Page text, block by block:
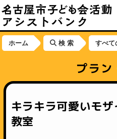
ホーム 検 索 すべて
プラン
キラキラ可愛いモ
教室